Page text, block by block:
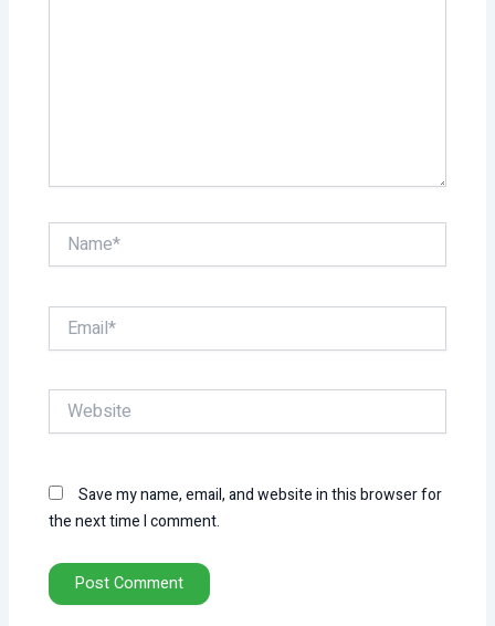
Name*
Email*
Website
Save my name, email, and website in this browser for
the next time I comment.